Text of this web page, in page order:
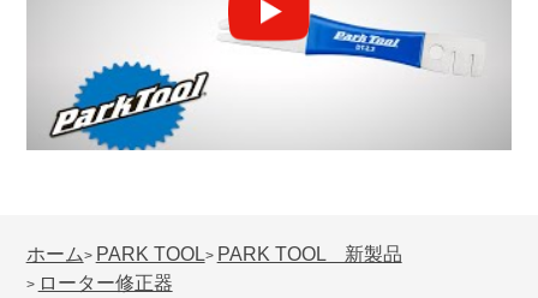
ホーム> PARK TOOL> PARK TOOL 新製品
> ローター修正器